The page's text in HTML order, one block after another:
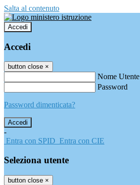
Salta al contenuto
Accedi
Accedi
button close ×
Nome Utente
Password
Password dimenticata?
-
Entra con SPID Entra con CIE
Seleziona utente
button close ×